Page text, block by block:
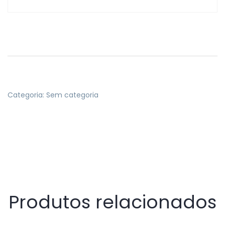
Categoria: Sem categoria
Produtos relacionados